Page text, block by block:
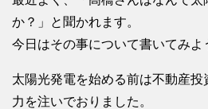
か？」と聞かれます。
今日はその事について書いてみよ
太陽光発電を始める前は不動産
力を注いでおりました。